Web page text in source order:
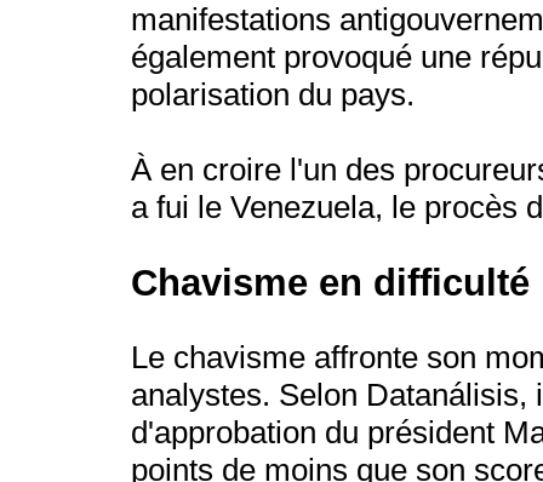
manifestations
également provoqué une
polarisation du pays.
À en croire l'un des
a fui le Venezuela, le procès
Chavisme en difficulté
Le chavisme affronte son
analystes. Selon Datanálisis,
d'approbation du président
points de moins que son